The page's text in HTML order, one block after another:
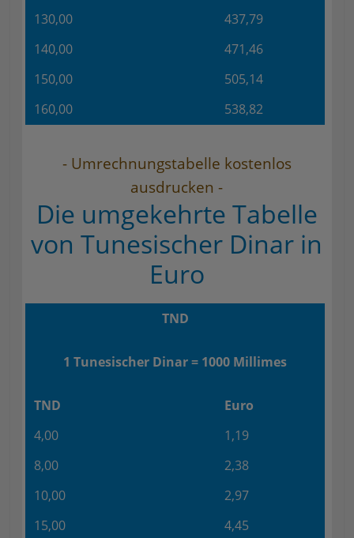
130,00
437,79
140,00
471,46
150,00
505,14
160,00
538,82
- Umrechnungstabelle kostenlos
ausdrucken -
Die umgekehrte Tabelle
von Tunesischer Dinar in
Euro
TND
1 Tunesischer Dinar = 1000 Millimes
TND
Euro
4,00
1,19
8,00
2,38
10,00
2,97
15,00
4,45